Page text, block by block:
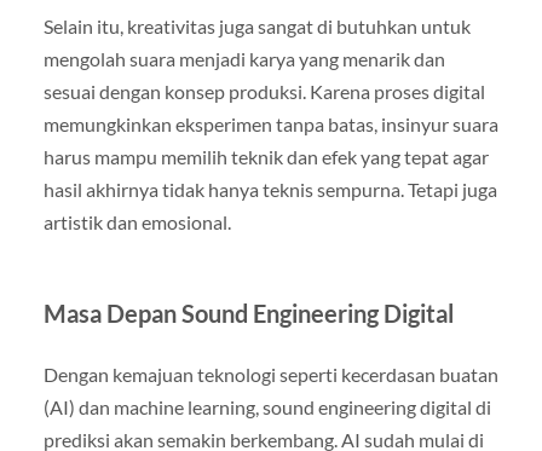
Selain itu, kreativitas juga sangat di butuhkan untuk
mengolah suara menjadi karya yang menarik dan
sesuai dengan konsep produksi. Karena proses digital
memungkinkan eksperimen tanpa batas, insinyur suara
harus mampu memilih teknik dan efek yang tepat agar
hasil akhirnya tidak hanya teknis sempurna. Tetapi juga
artistik dan emosional.
Masa Depan Sound Engineering Digital
Dengan kemajuan teknologi seperti kecerdasan buatan
(AI) dan machine learning, sound engineering digital di
prediksi akan semakin berkembang. AI sudah mulai di